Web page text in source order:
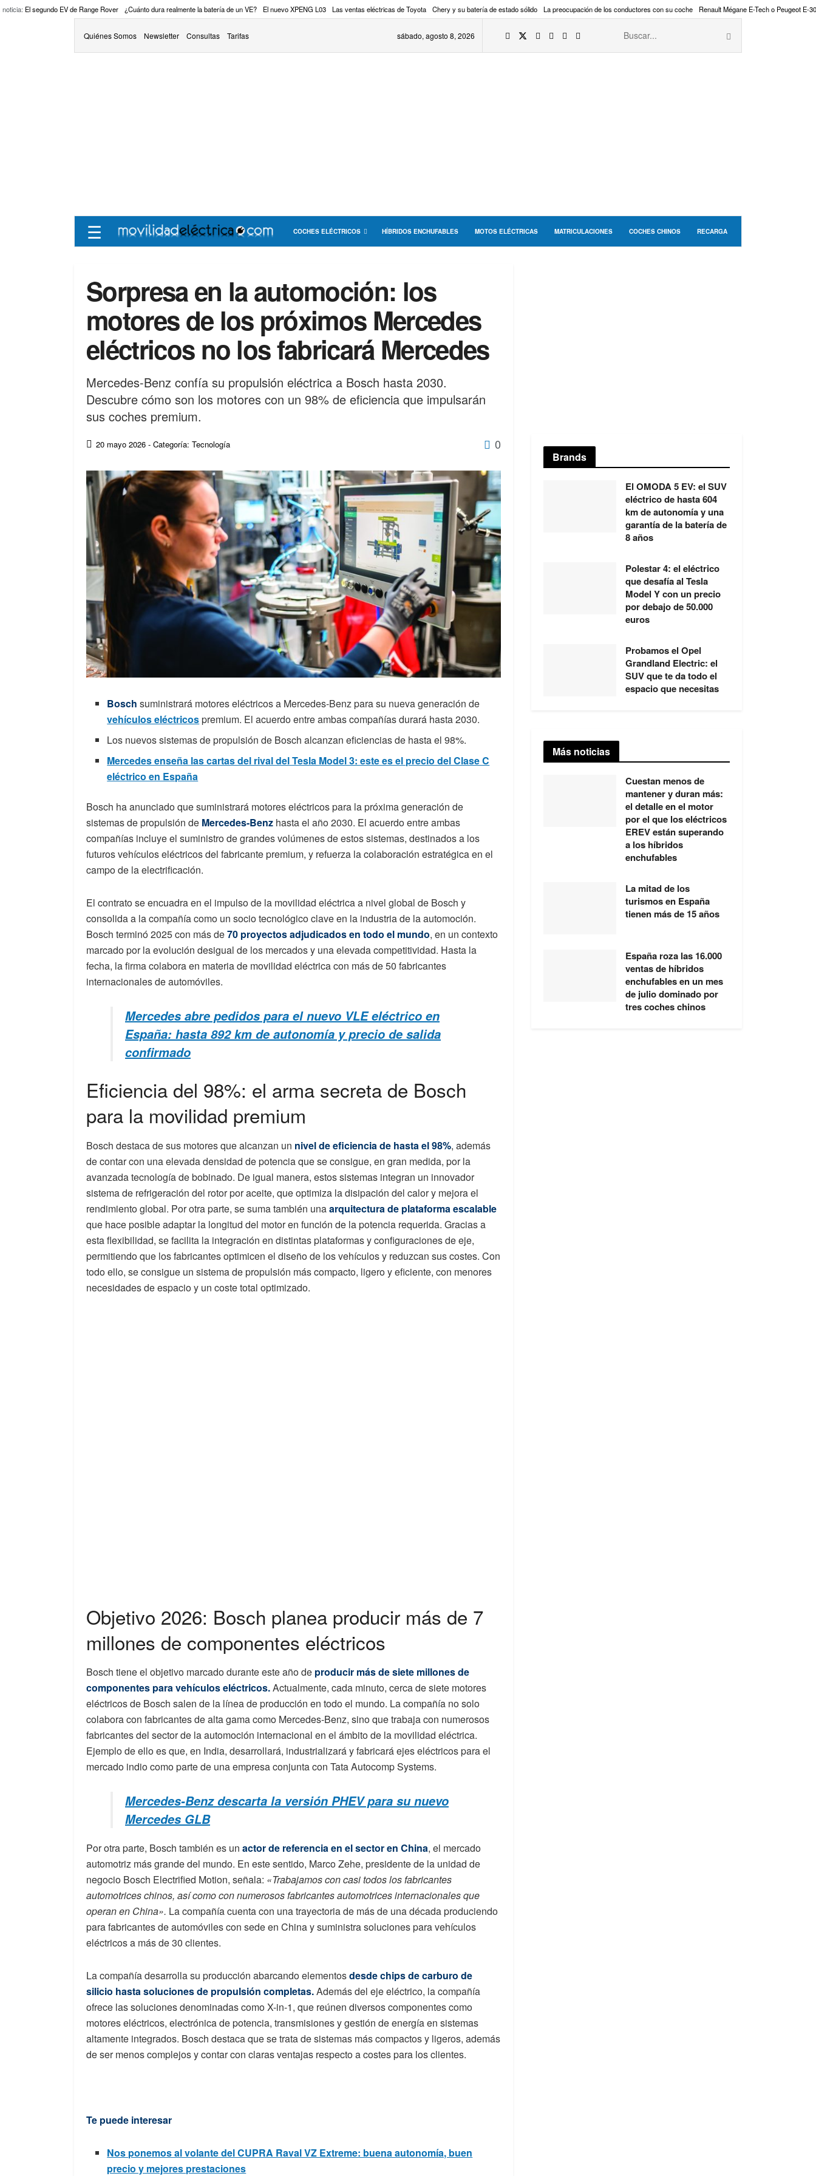
noticia: El segundo EV de Range Rover ¿Cuánto dura realmente la batería de un VE? El nuevo XPENG L03 Las ventas eléctricas de Toyota Chery y su batería de estado sólido La preocupación de los conductores con su coche Renault Mégane E-Tech o Peugeot E-
Quiénes Somos Newsletter Consultas Tarifas sábado, agosto 8, 2026
☰ COCHES ELÉCTRICOS HÍBRIDOS ENCHUFABLES MOTOS ELÉCTRICAS MATRICULACIONES COCHES CHINOS RECARGA
Sorpresa en la automoción: los
motores de los próximos Mercedes
eléctricos no los fabricará Mercedes
Mercedes-Benz confía su propulsión eléctrica a Bosch hasta 2030.
Descubre cómo son los motores con un 98% de eficiencia que impulsarán
sus coches premium.
20 mayo 2026 - Categoría: Tecnología 0
Bosch suministrará motores eléctricos a Mercedes-Benz para su nueva generación de
vehículos eléctricospremium. El acuerdo entre ambas compañías durará hasta 2030.
Los nuevos sistemas de propulsión de Bosch alcanzan eficiencias de hasta el 98%.
Mercedes enseña las cartas del rival del Tesla Model 3: este es el precio del Clase C
eléctrico en España
Bosch ha anunciado que suministrará motores eléctricos para la próxima generación de
sistemas de propulsión de Mercedes-Benz hasta el año 2030. El acuerdo entre ambas
compañías incluye el suministro de grandes volúmenes de estos sistemas, destinados a los
futuros vehículos eléctricos del fabricante premium, y refuerza la colaboración estratégica en el
campo de la electrificación.
El contrato se encuadra en el impulso de la movilidad eléctrica a nivel global de Bosch y
consolida a la compañía como un socio tecnológico clave en la industria de la automoción.
Bosch terminó 2025 con más de70 proyectos adjudicados en todo el mundo, en un contexto
marcado por la evolución desigual de los mercados y una elevada competitividad. Hasta la
fecha, la firma colabora en materia de movilidad eléctrica con más de 50 fabricantes
internacionales de automóviles.
Mercedes abre pedidos para el nuevo VLE eléctrico en
España: hasta 892 km de autonomía y precio de salida
confirmado
Eficiencia del 98%: el arma secreta de Bosch
para la movilidad premium
Bosch destaca de sus motores que alcanzan un nivel de eficiencia de hasta el 98%, además
de contar con una elevada densidad de potencia que se consigue, en gran medida, por la
avanzada tecnología de bobinado. De igual manera, estos sistemas integran un innovador
sistema de refrigeración del rotor por aceite, que optimiza la disipación del calor y mejora el
rendimiento global. Por otra parte, se suma también unaarquitectura de plataforma escalable
que hace posible adaptar la longitud del motor en función de la potencia requerida. Gracias a
esta flexibilidad, se facilita la integración en distintas plataformas y configuraciones de eje,
permitiendo que los fabricantes optimicen el diseño de los vehículos y reduzcan sus costes. Con
todo ello, se consigue un sistema de propulsión más compacto, ligero y eficiente, con menores
necesidades de espacio y un coste total optimizado.
Objetivo 2026: Bosch planea producir más de 7
millones de componentes eléctricos
Bosch tiene el objetivo marcado durante este año de producir más de siete millones de
componentes para vehículos eléctricos.Actualmente, cada minuto, cerca de siete motores
eléctricos de Bosch salen de la línea de producción en todo el mundo. La compañía no solo
colabora con fabricantes de alta gama como Mercedes-Benz, sino que trabaja con numerosos
fabricantes del sector de la automoción internacional en el ámbito de la movilidad eléctrica.
Ejemplo de ello es que, en India, desarrollará, industrializará y fabricará ejes eléctricos para el
mercado indio como parte de una empresa conjunta con Tata Autocomp Systems.
Mercedes-Benz descarta la versión PHEV para su nuevo
Mercedes GLB
Por otra parte, Bosch también es un actor de referencia en el sector en China, el mercado
automotriz más grande del mundo. En este sentido, Marco Zehe, presidente de la unidad de
negocio Bosch Electrified Motion, señala: «Trabajamos con casi todos los fabricantes
automotrices chinos, así como con numerosos fabricantes automotrices internacionales que
operan en China». La compañía cuenta con una trayectoria de más de una década produciendo
para fabricantes de automóviles con sede en China y suministra soluciones para vehículos
eléctricos a más de 30 clientes.
La compañía desarrolla su producción abarcando elementosdesde chips de carburo de
silicio hasta soluciones de propulsión completas.Además del eje eléctrico, la compañía
ofrece las soluciones denominadas como X-in-1, que reúnen diversos componentes como
motores eléctricos, electrónica de potencia, transmisiones y gestión de energía en sistemas
altamente integrados. Bosch destaca que se trata de sistemas más compactos y ligeros, además
de ser menos complejos y contar con claras ventajas respecto a costes para los clientes.
Te puede interesar
Nos ponemos al volante del CUPRA Raval VZ Extreme: buena autonomía, buen
precio y mejores prestaciones
Brands
El OMODA 5 EV: el SUV
eléctrico de hasta 604
km de autonomía y una
garantía de la batería de
8 años
Polestar 4: el eléctrico
que desafía al Tesla
Model Y con un precio
por debajo de 50.000
euros
Probamos el Opel
Grandland Electric: el
SUV que te da todo el
espacio que necesitas
Más noticias
Cuestan menos de
mantener y duran más:
el detalle en el motor
por el que los eléctricos
EREV están superando
a los híbridos
enchufables
La mitad de los
turismos en España
tienen más de 15 años
España roza las 16.000
ventas de híbridos
enchufables en un mes
de julio dominado por
tres coches chinos